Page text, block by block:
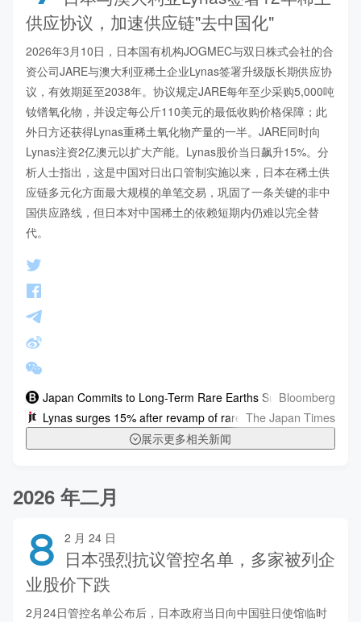
供应协议，加速供应链"去中国化"
2026年3月10日，日本国有机构JOGMEC与双日株式会社的合
资公司JARE与澳大利亚稀土企业Lynas签署升级版长期供应协
议，有效期延至2038年。协议规定JARE每年至少采购5,000吨
钕镨氧化物，并设定每公斤110美元的最低收购价格保障；此
外日方还获得Lynas重稀土氧化物产量的一半。JARE同时向
Lynas注资2亿澳元以扩大产能。Lynas股价当日飙升15%。分
析人士指出，这是中国对日出口管制实施以来，日本在稀土供
应链多元化方面最大规模的单笔交易，巩固了一条关键的非中
国供应路线，但日本对中国稀土的依赖短期内仍难以完全替
代。
Japan Commits to Long-Term Rare Earths Supply Deal With
Bloomberg
Lynas surges 15% after revamp of rare earths deal with Japan
The Japan Times
展示更多相关新闻
2026 年二月
8 2 月 24 日
日本强烈抗议管控名单，多家被列企
业股价下跌
2月24日管控名单公布后，日本政府当日向中国驻日使馆临时